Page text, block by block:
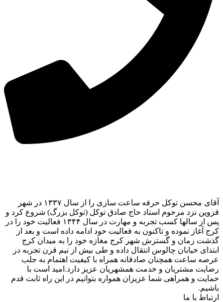
آقای محسن توکل حرفه ساعت سازی را از سال ۱۳۳۷ در شهر
قزوین نزد مرحوم استاد حاج صادق توکل (توکل بزرگ) شروع کرد و
پس از سالها کسب تجربه و مهارت در سال ۱۳۴۴ فعالیت خود را در
کرج آغاز نموده و تاکنون به فعالیت خود ادامه داده است و بعد از
گذشت زمان و گسترش شهر کرج مغازه خود را به میدان کرج
ابتدای خیابان چالوس انتقال داده و طی بیش از نیم قرن تجربه در
عرصه ساعت همچنان صادقانه همراه با کیفیت اهتمام به جلب
رضایت مشتریان و خدمت همشهریان عزیز دارد.امید است با
حمایت و همراهی شما عزیزان همواره بتوانیم در این راه ثابت قدم
باشیم.
ارتباط با ما